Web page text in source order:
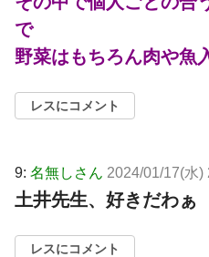
で
野菜はもちろん肉や魚
レスにコメント
9: 名無しさん 2024/01/17(水)
土井先生、好きだわぁ
レスにコメント